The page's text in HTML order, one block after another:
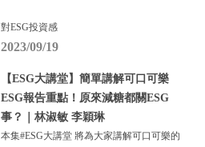
對ESG投資感
2023/09/19
【ESG大講堂】簡單講解可口可樂
ESG報告重點！原來減糖都關ESG
事？｜林淑敏 李穎琳
本集#ESG大講堂 將為大家講解可口可樂的